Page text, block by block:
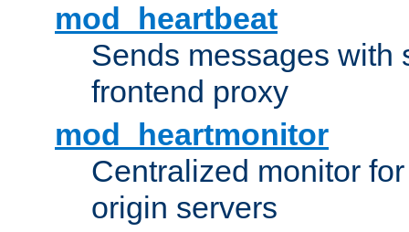
mod_heartbeat
Sends messages with
frontend proxy
mod_heartmonitor
Centralized monitor
origin servers